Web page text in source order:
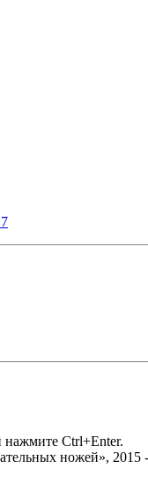
Ctrl+Enter.
ножей», 2015